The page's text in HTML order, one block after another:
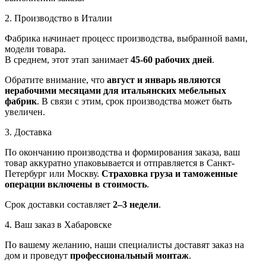
2. Производство в Италии
Фабрика начинает процесс производства, выбранной вами,
модели товара.
В среднем, этот этап занимает 45-60 рабочих дней.
Обратите внимание, что август и январь являются
нерабочими месяцами для итальянских мебельных
фабрик. В связи с этим, срок производства может быть
увеличен.
3. Доставка
По окончанию производства и формирования заказа, ваш
товар аккуратно упаковывается и отправляется в Санкт-
Петербург или Москву. Страховка груза и таможенные
операции включены в стоимость.
Срок доставки составляет 2–3 недели.
4. Ваш заказ в Хабаровске
По вашему желанию, наши специалисты доставят заказ на
дом и проведут профессиональный монтаж.